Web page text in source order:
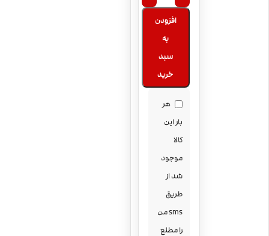
افزودن
به
سبد
خرید
هر
بار این
کالا
موجود
شد از
طریق
sms من
را مطلع